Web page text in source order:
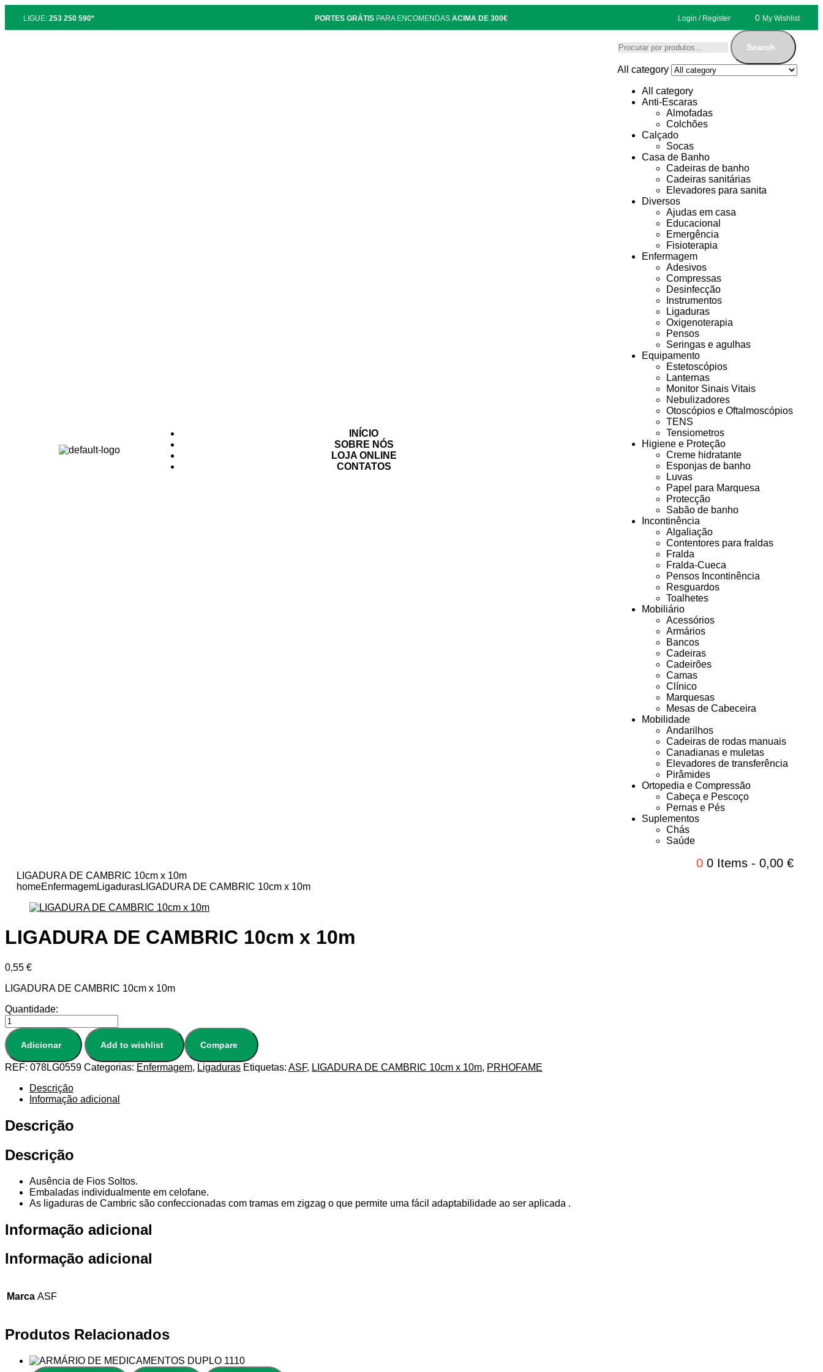
LIGUE: 253 250 590* PORTES GRÁTIS PARA ENCOMENDASACIMA DE 300€ Login / Register 0 My Wishlist
INÍCIO
SOBRE NÓS
LOJA ONLINE
CONTATOS
Search
All category
All category
Anti-Escaras
Almofadas
Colchões
Calçado
Socas
Casa de Banho
Cadeiras de banho
Cadeiras sanitárias
Elevadores para sanita
Diversos
Ajudas em casa
Educacional
Emergência
Fisioterapia
Enfermagem
Adesivos
Compressas
Desinfecção
Instrumentos
Ligaduras
Oxigenoterapia
Pensos
Seringas e agulhas
Equipamento
Estetoscópios
Lanternas
Monitor Sinais Vitais
Nebulizadores
Otoscópios e Oftalmoscópios
TENS
Tensiometros
Higiene e Proteção
Creme hidratante
Esponjas de banho
Luvas
Papel para Marquesa
Protecção
Sabão de banho
Incontinência
Algaliação
Contentores para fraldas
Fralda
Fralda-Cueca
Pensos Incontinência
Resguardos
Toalhetes
Mobiliário
Acessórios
Armários
Bancos
Cadeiras
Cadeirões
Camas
Clínico
Marquesas
Mesas de Cabeceira
Mobilidade
Andarilhos
Cadeiras de rodas manuais
Canadianas e muletas
Elevadores de transferência
Pirâmides
Ortopedia e Compressão
Cabeça e Pescoço
Pernas e Pés
Suplementos
Chás
Saúde
0 0 Items- 0,00 €
LIGADURA DE CAMBRIC 10cm x 10m
homeEnfermagemLigadurasLIGADURA DE CAMBRIC 10cm x 10m
LIGADURA DE CAMBRIC 10cm x 10m
0,55 €
LIGADURA DE CAMBRIC 10cm x 10m
Quantidade:
Adicionar Add to wishlist Compare
REF: 078LG0559 Categorias: Enfermagem, Ligaduras Etiquetas: ASF, LIGADURA DE CAMBRIC 10cm x 10m, PRHOFAME
Descrição
Informação adicional
Descrição
Descrição
Ausência de Fios Soltos.
Embaladas individualmente em celofane.
As ligaduras de Cambric são confeccionadas com tramas em zigzag o que permite uma fácil adaptabilidade ao ser aplicada .
Informação adicional
Informação adicional
Marca ASF
Produtos Relacionados